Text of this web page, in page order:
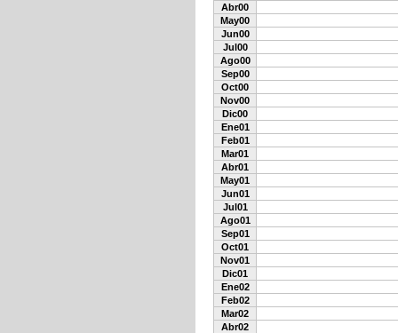
Abr00
May00
Jun00
Jul00
Ago00
Sep00
Oct00
Nov00
Dic00
Ene01
Feb01
Mar01
Abr01
May01
Jun01
Jul01
Ago01
Sep01
Oct01
Nov01
Dic01
Ene02
Feb02
Mar02
Abr02